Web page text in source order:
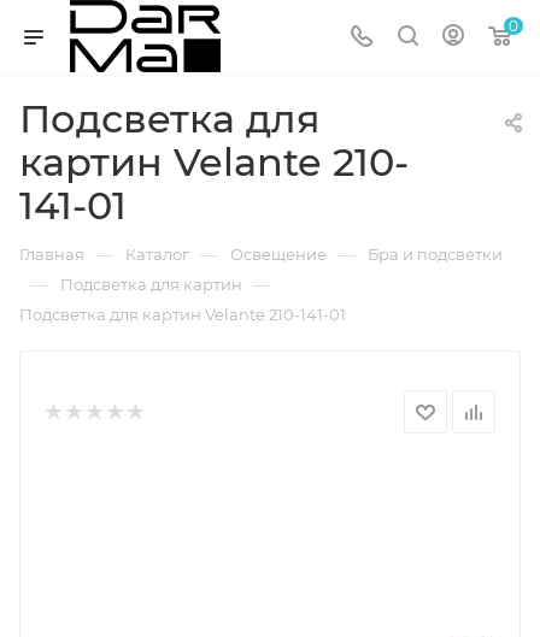
0
Подсветка для
картин Velante 210-
141-01
Главная — Каталог — Освещение — Бра и подсветки
— Подсветка для картин —
Подсветка для картин Velante 210-141-01